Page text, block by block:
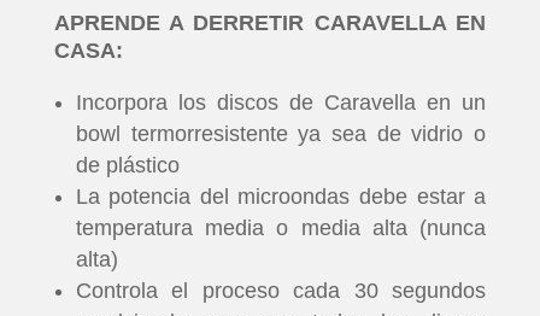
APRENDE A DERRETIR CARAVELLA EN
CASA:
Incorpora los discos de Caravella en un
bowl termorresistente ya sea de vidrio o
de plástico
La potencia del microondas debe estar a
temperatura media o media alta (nunca
alta)
Controla el proceso cada 30 segundos